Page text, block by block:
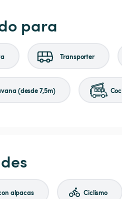
para
Transporter
(desde 7,5m)
alpacas Ciclismo